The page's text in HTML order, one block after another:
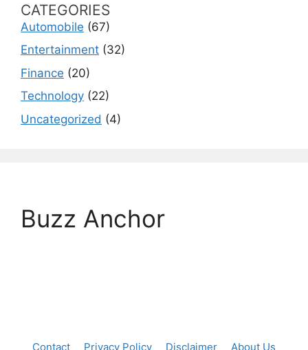
CATEGORIES
Automobile (67)
Entertainment (32)
Finance (20)
Technology (22)
Uncategorized (4)
Buzz Anchor
Contact Privacy Policy Disclaimer About Us